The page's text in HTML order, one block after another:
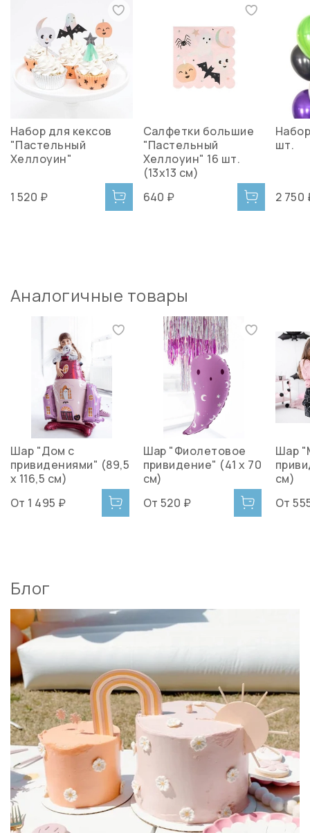
Набор для кексов
"Пастельный
Хеллоуин"
1 520 ₽
Салфетки большие
"Пастельный
Хеллоуин" 16 шт.
(13х13 см)
640 ₽
шт.
2 750
Аналогичные товары
Шар "Дом с
привидениями" (89,5
х 116,5 см)
От 1 495 ₽
Шар "Фиолетовое
привидение" (41 х 70
см)
От 520 ₽
Шар
см)
От
Блог